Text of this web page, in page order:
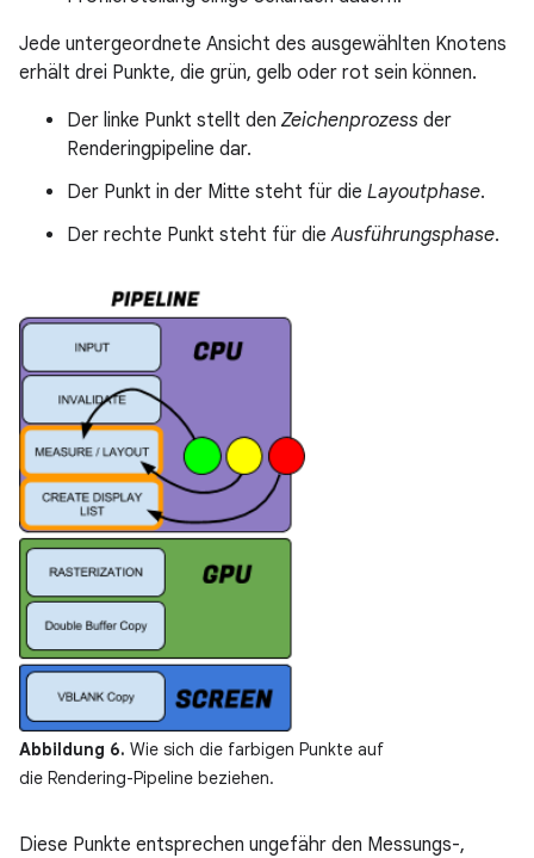
Jede untergeordnete Ansicht des ausgewählten Knotens
erhält drei Punkte, die grün, gelb oder rot sein können.
Der linke Punkt stellt den Zeichenprozess der
Renderingpipeline dar.
Der Punkt in der Mitte steht für die Layoutphase.
Der rechte Punkt steht für dieAusführungsphase.
Abbildung 6. Wie sich die farbigen Punkte auf
die Rendering-Pipeline beziehen.
Diese Punkte entsprechen ungefähr den Messungs-,